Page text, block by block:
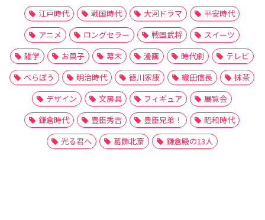
江戸時代 戦国時代 大河ドラマ
平安時代
アニメ
ロングセラー 戦国武将
スイーツ
雑学
お菓子 幕末 漫画 時代劇
テレビ
べらぼう
明治時代 徳川家康 織田信長
抹茶
デザイン
文房具 フィギュア
展覧会
鎌倉時代
豊臣秀吉 豊臣兄弟！
昭和時代
光る君へ
葛飾北斎 鎌倉殿の13人